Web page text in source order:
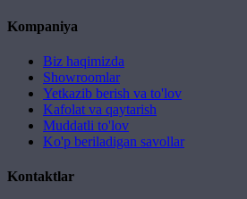
Kompaniya
Biz haqimizda
Showroomlar
Yetkazib berish va to'lov
Kafolat va qaytarish
Muddatli to'lov
Ko'p beriladigan savollar
Kontaktlar